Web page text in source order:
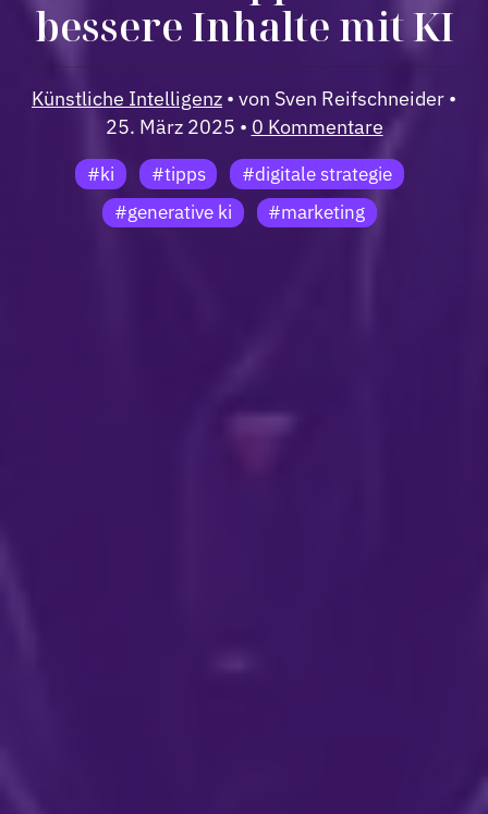
bessere Inhalte mit KI
Künstliche Intelligenz • von Sven Reifschneider •
25. März 2025 • 0 Kommentare
#ki #tipps
#digitale strategie
#generative ki
#marketing